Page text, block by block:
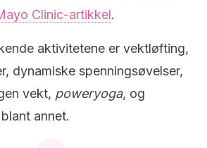
Clinic-artikkel.
aktivitetene er vektløfting,
dynamiske spenningsøvelser,
vekt, poweryoga, og
annet.